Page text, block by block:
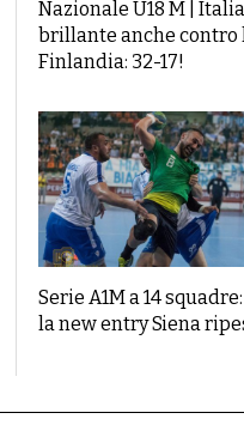
Nazionale U18 M | Italia
brillante anche contro
Serie A1M a 14 squadre: